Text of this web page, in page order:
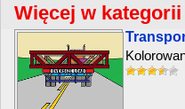
Więcej w kategorii